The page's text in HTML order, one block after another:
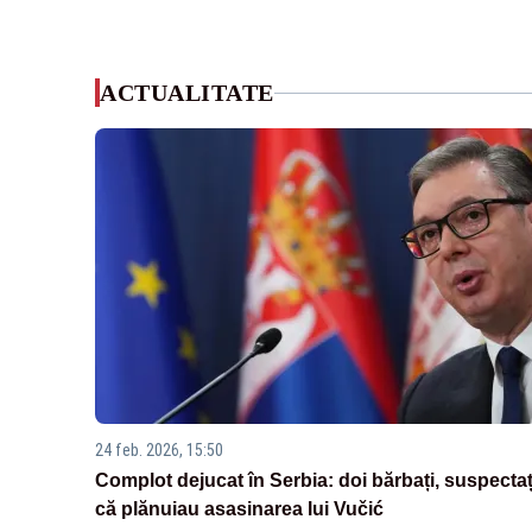
ACTUALITATE
24 feb. 2026, 15:50
Complot dejucat în Serbia: doi bărbați,
că plănuiau asasinarea lui Vučić